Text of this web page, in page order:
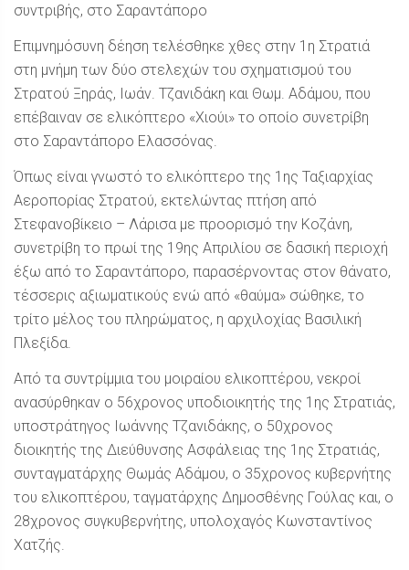
συντριβής, στο Σαραντάπορο
Επιμνημόσυνη δέηση τελέσθηκε χθες στην 1η Στρατιά
στη μνήμη των δύο στελεχών του σχηματισμού του
Στρατού Ξηράς, Ιωάν. Τζανιδάκη και Θωμ. Αδάμου, που
επέβαιναν σε ελικόπτερο «Χιούι» το οποίο συνετρίβη
στο Σαραντάπορο Ελασσόνας.
Όπως είναι γνωστό το ελικόπτερο της 1ης Ταξιαρχίας
Αεροπορίας Στρατού, εκτελώντας πτήση από
Στεφανοβίκειο – Λάρισα με προορισμό την Κοζάνη,
συνετρίβη το πρωί της 19ης Απριλίου σε δασική περιοχή
έξω από το Σαραντάπορο, παρασέρνοντας στον θάνατο,
τέσσερις αξιωματικούς ενώ από «θαύμα» σώθηκε, το
τρίτο μέλος του πληρώματος, η αρχιλοχίας Βασιλική
Πλεξίδα.
Από τα συντρίμμια του μοιραίου ελικοπτέρου, νεκροί
ανασύρθηκαν ο 56χρονος υποδιοικητής της 1ης Στρατιάς,
υποστράτηγος Ιωάννης Τζανιδάκης, ο 50χρονος
διοικητής της Διεύθυνσης Ασφάλειας της 1ης Στρατιάς,
συνταγματάρχης Θωμάς Αδάμου, ο 35χρονος κυβερνήτης
του ελικοπτέρου, ταγματάρχης Δημοσθένης Γούλας και, ο
28χρονος συγκυβερνήτης, υπολοχαγός Κωνσταντίνος
Χατζής.